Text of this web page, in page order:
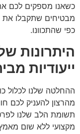
כשאנו מספקים לכם
מבטיחים שתקבלו את
כפי שהתכוונו.
היתרונות
ייעודיות
ההחלטה שלנו לכלול
מהרצון להעניק לכם
תשומת הלב שלנו
מקצועי ללא שום